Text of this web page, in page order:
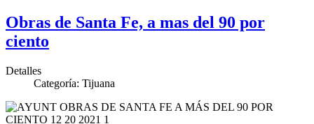
Obras de Santa Fe, a mas del 90 por
ciento
Detalles
Categoría: Tijuana